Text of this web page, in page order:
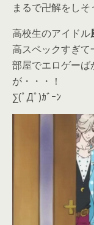
まるで卍解をしそ
高校生のアイドル
高スペックすぎて
部屋でエロゲーば
が・・・！
∑(ﾟДﾟ)ｶﾞｰﾝ